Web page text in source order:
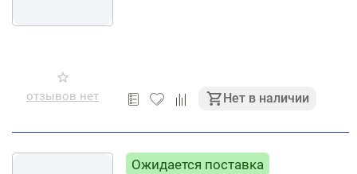
отзывов нет Нет в наличии
Ожидается поставка